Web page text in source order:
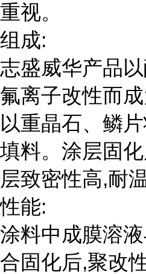
重视。
组成:
志盛威华产品
氟离子改性而
以重晶石、鳞
填料。涂层固
层致密性高,耐
性能:
涂料中成膜溶
合固化后,聚改